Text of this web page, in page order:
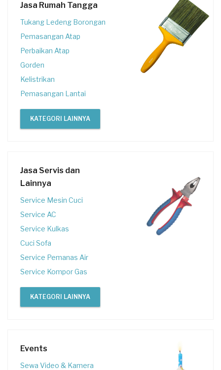
Jasa Rumah Tangga
Tukang Ledeng Borongan
Pemasangan Atap
Perbaikan Atap
Gorden
Kelistrikan
Pemasangan Lantai
KATEGORI LAINNYA
Jasa Servis dan
Lainnya
Service Mesin Cuci
Service AC
Service Kulkas
Cuci Sofa
Service Pemanas Air
Service Kompor Gas
KATEGORI LAINNYA
Events
Sewa Video & Kamera